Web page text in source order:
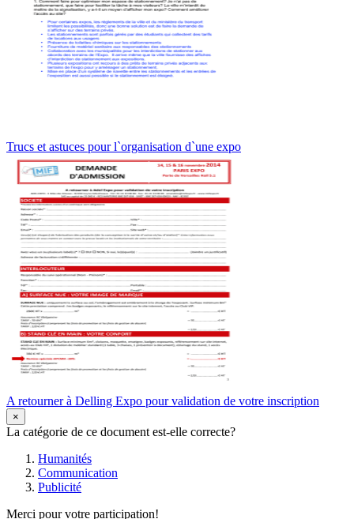
Trucs et astuces pour l`organisation d`une expo
A retourner à Delling Expo pour validation de votre inscription
×
La catégorie de ce document est-elle correcte?
Humanités
Communication
Publicité
Merci pour votre participation!